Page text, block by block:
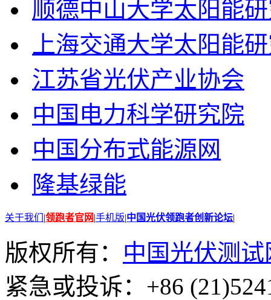
顺德中山大学太阳能
上海交通大学太阳能
江苏省光伏产业协会
中国电力科学研究院
中国分布式能源网
隆基绿能
关于我们 |领跑者官网|手机版|中国光伏领跑者创新论坛|
版权所有： 中国光伏测试
紧急或投诉：+86